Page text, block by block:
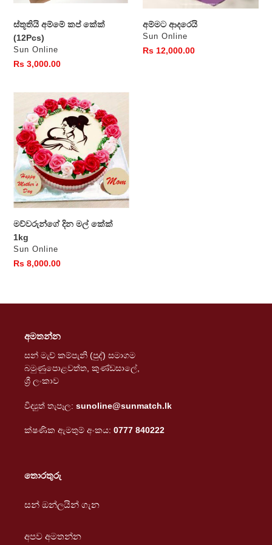
ස්තූතියි අම්මේ කප් කේක්
(12Pcs)
වෙළෙන්දා
Sun Online
සාමාන්‍ය
Rs 3,000.00
අම්මට ආදරෙයි
වෙළෙන්දා
Sun Online
සාමාන්‍ය
Rs 12,000.00
මව්වරුන්ගේ
මල්
කේක්
1kg
මව්වරුන්ගේ දින මල් කේක්
1kg
වෙළෙන්දා
Sun Online
සාමාන්‍ය
Rs 8,000.00
අමතන්න
සන් මැච් කම්පැනි (පුද්) සමාගම
බමුණුපොළවත්ත, කුණ්ඩසාලේ,
ශ්‍රී ලංකාව
විද්‍යුත් තැපෑල: sunoline@sunmatch.lk
ක්ෂණික ඇමතුම් අංකය: 0777 840222
තොරතුරු
සන් ඔන්ලයින් ගැන
අපව අමතන්න